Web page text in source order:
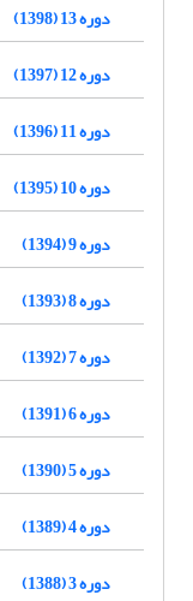
دوره 13 (1398)
دوره 12 (1397)
دوره 11 (1396)
دوره 10 (1395)
دوره 9 (1394)
دوره 8 (1393)
دوره 7 (1392)
دوره 6 (1391)
دوره 5 (1390)
دوره 4 (1389)
دوره 3 (1388)